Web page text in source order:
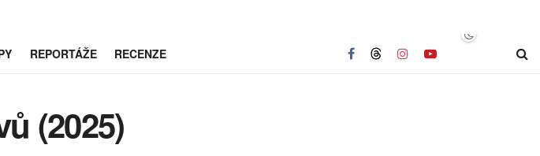
REPORTÁŽE RECENZE
(2025)